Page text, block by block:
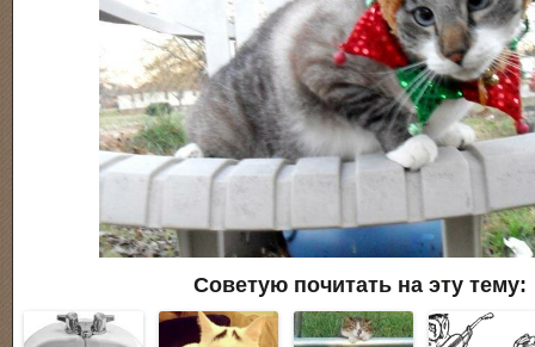
Советую почитать на эту тему: